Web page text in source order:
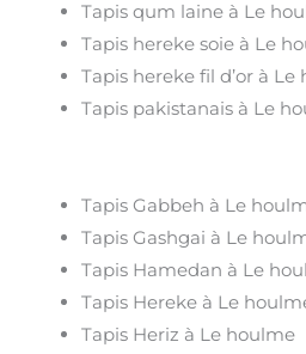
Tapis qum laine à Le
Tapis hereke soie à Le
Tapis hereke fil d’or à Le
Tapis pakistanais à Le
Tapis Gabbeh à Le
Tapis Gashgai à Le
Tapis Hamedan à Le
Tapis Hereke à Le
Tapis Heriz à Le houlme